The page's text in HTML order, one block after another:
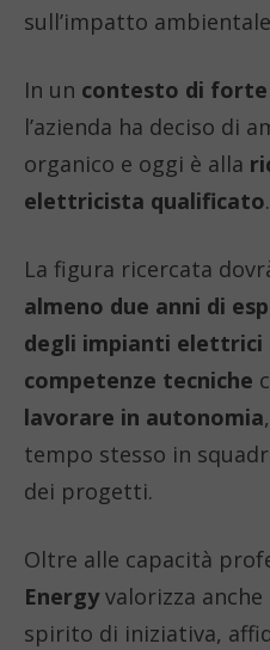
sull’impatto
In un contesto di forte
l’azienda ha deciso di
organico e oggi è alla
elettricista qualificato.
La figura ricercata
almeno due anni di
degli impianti elettrici
competenze tecniche
lavorare in autonomia
tempo stesso in
dei progetti.
Oltre alle capacità
Energyvalorizza
spirito di iniziativa,